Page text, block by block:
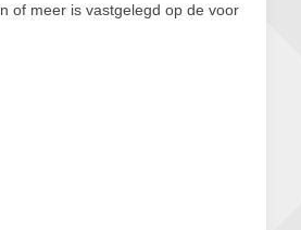
of meer is vastgelegd op de voor